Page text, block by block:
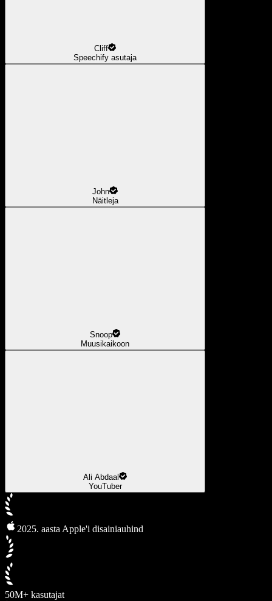
Cliff
Speechify asutaja
John
Näitleja
Snoop
Muusikaikoon
Ali Abdaal
YouTuber
2025. aasta Apple'i disainiauhind
50M+ kasutajat